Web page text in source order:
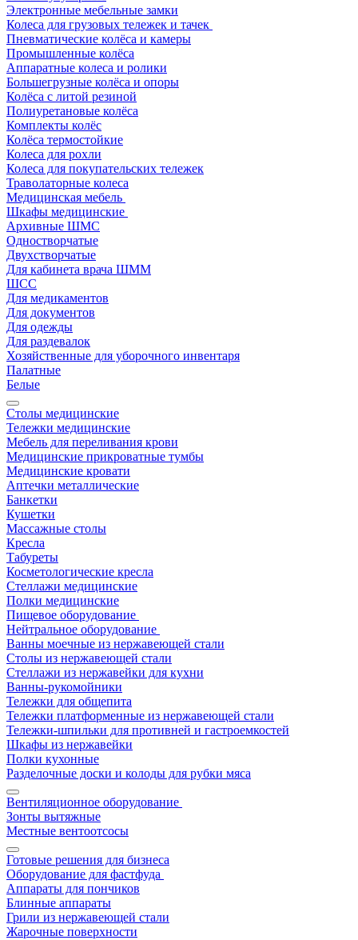
Электронные мебельные замки
Колеса для грузовых тележек и тачек
Пневматические колёса и камеры
Промышленные колёса
Аппаратные колеса и ролики
Большегрузные колёса и опоры
Колёса с литой резиной
Полиуретановые колёса
Комплекты колёс
Колёса термостойкие
Колеса для рохли
Колеса для покупательских тележек
Траволаторные колеса
Медицинская мебель
Шкафы медицинские
Архивные ШМС
Одностворчатые
Двухстворчатые
Для кабинета врача ШММ
ШСС
Для медикаментов
Для документов
Для одежды
Для раздевалок
Хозяйственные для уборочного инвентаря
Палатные
Белые
Столы медицинские
Тележки медицинские
Мебель для переливания крови
Медицинские прикроватные тумбы
Медицинские кровати
Аптечки металлические
Банкетки
Кушетки
Массажные столы
Кресла
Табуреты
Косметологические кресла
Стеллажи медицинские
Полки медицинские
Пищевое оборудование
Нейтральное оборудование
Ванны моечные из нержавеющей стали
Столы из нержавеющей стали
Стеллажи из нержавейки для кухни
Ванны-рукомойники
Тележки для общепита
Тележки платформенные из нержавеющей стали
Тележки-шпильки для противней и гастроемкостей
Шкафы из нержавейки
Полки кухонные
Разделочные доски и колоды для рубки мяса
Вентиляционное оборудование
Зонты вытяжные
Местные вентоотсосы
Готовые решения для бизнеса
Оборудование для фастфуда
Аппараты для пончиков
Блинные аппараты
Грили из нержавеющей стали
Жарочные поверхности